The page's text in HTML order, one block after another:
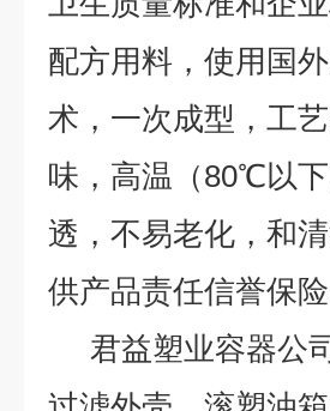
配方用料，使用国
术，一次成型，工
味，高温（80℃以
透，不易老化，和
供产品责任信誉保险
君益塑业容器公